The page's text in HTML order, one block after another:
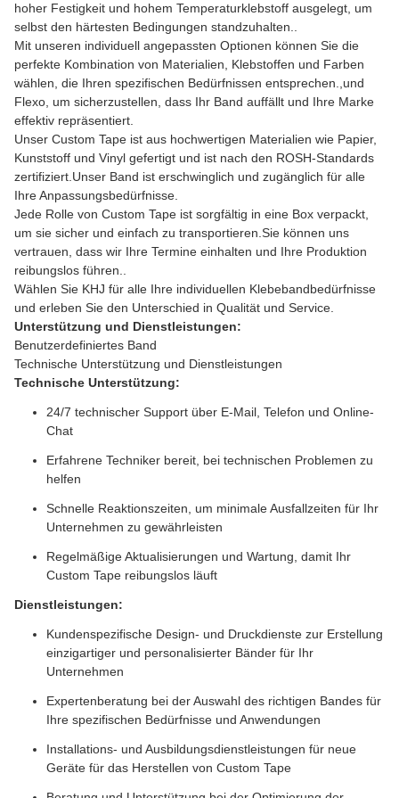
hoher Festigkeit und hohem Temperaturklebstoff ausgelegt, um
selbst den härtesten Bedingungen standzuhalten..
Mit unseren individuell angepassten Optionen können Sie die
perfekte Kombination von Materialien, Klebstoffen und Farben
wählen, die Ihren spezifischen Bedürfnissen entsprechen.,und
Flexo, um sicherzustellen, dass Ihr Band auffällt und Ihre Marke
effektiv repräsentiert.
Unser Custom Tape ist aus hochwertigen Materialien wie Papier,
Kunststoff und Vinyl gefertigt und ist nach den ROSH-Standards
zertifiziert.Unser Band ist erschwinglich und zugänglich für alle
Ihre Anpassungsbedürfnisse.
Jede Rolle von Custom Tape ist sorgfältig in eine Box verpackt,
um sie sicher und einfach zu transportieren.Sie können uns
vertrauen, dass wir Ihre Termine einhalten und Ihre Produktion
reibungslos führen..
Wählen Sie KHJ für alle Ihre individuellen Klebebandbedürfnisse
und erleben Sie den Unterschied in Qualität und Service.
Unterstützung und Dienstleistungen:
Benutzerdefiniertes Band
Technische Unterstützung und Dienstleistungen
Technische Unterstützung:
24/7 technischer Support über E-Mail, Telefon und Online-
Chat
Erfahrene Techniker bereit, bei technischen Problemen zu
helfen
Schnelle Reaktionszeiten, um minimale Ausfallzeiten für Ihr
Unternehmen zu gewährleisten
Regelmäßige Aktualisierungen und Wartung, damit Ihr
Custom Tape reibungslos läuft
Dienstleistungen:
Kundenspezifische Design- und Druckdienste zur Erstellung
einzigartiger und personalisierter Bänder für Ihr
Unternehmen
Expertenberatung bei der Auswahl des richtigen Bandes für
Ihre spezifischen Bedürfnisse und Anwendungen
Installations- und Ausbildungsdienstleistungen für neue
Geräte für das Herstellen von Custom Tape